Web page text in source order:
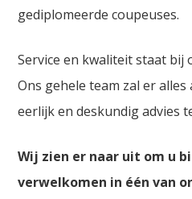
gediplomeerde coupeuses.
Service en kwaliteit staat bij
Ons gehele team zal er
eerlijk en deskundig advies
Wij zien er naar uit om u
verwelkomen in één van